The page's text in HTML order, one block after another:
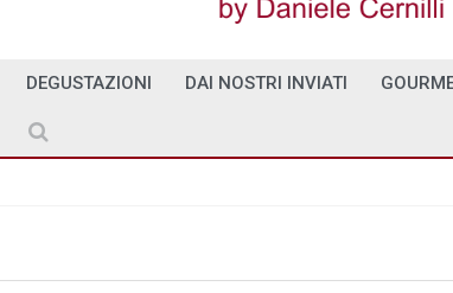
DEGUSTAZIONI DAI NOSTRI INVIATI